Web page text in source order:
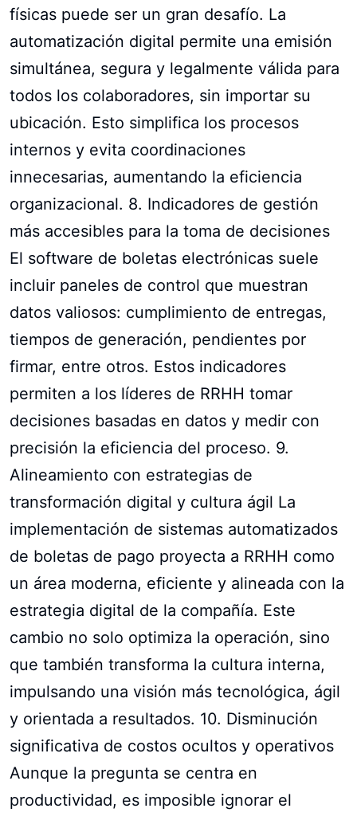
físicas puede ser un gran desafío. La
automatización digital permite una emisión
simultánea, segura y legalmente válida para
todos los colaboradores, sin importar su
ubicación. Esto simplifica los procesos
internos y evita coordinaciones
innecesarias, aumentando la eficiencia
organizacional. 8. Indicadores de gestión
más accesibles para la toma de decisiones
El software de boletas electrónicas suele
incluir paneles de control que muestran
datos valiosos: cumplimiento de entregas,
tiempos de generación, pendientes por
firmar, entre otros. Estos indicadores
permiten a los líderes de RRHH tomar
decisiones basadas en datos y medir con
precisión la eficiencia del proceso. 9.
Alineamiento con estrategias de
transformación digital y cultura ágil La
implementación de sistemas automatizados
de boletas de pago proyecta a RRHH como
un área moderna, eficiente y alineada con la
estrategia digital de la compañía. Este
cambio no solo optimiza la operación, sino
que también transforma la cultura interna,
impulsando una visión más tecnológica, ágil
y orientada a resultados. 10. Disminución
significativa de costos ocultos y operativos
Aunque la pregunta se centra en
productividad, es imposible ignorar el